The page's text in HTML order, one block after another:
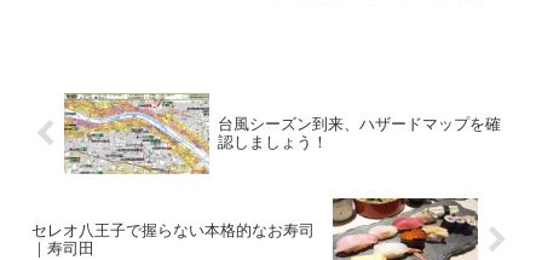
台風シーズン到来、ハザードマップを確
認しましょう！
セレオ八王子で握らない本格的なお寿司
｜寿司田